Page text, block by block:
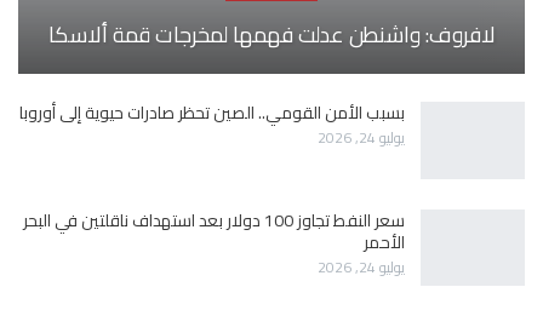
لافروف: واشنطن عدلت فهمها لمخرجات قمة ألاسكا
بسبب الأمن القومي.. الصين تحظر صادرات حيوية إلى أوروبا
يوليو 24, 2026
سعر النفط تجاوز 100 دولار بعد استهداف ناقلتين في البحر
الأحمر
يوليو 24, 2026